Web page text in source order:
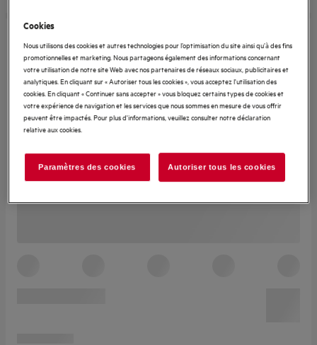
Cookies
Nous utilisons des cookies et autres technologies pour l’optimisation du site ainsi qu’à des fins
promotionnelles et marketing. Nous partageons également des informations concernant
votre utilisation de notre site Web avec nos partenaires de réseaux sociaux, publicitaires et
analytiques. En cliquant sur « Autoriser tous les cookies », vous acceptez l'utilisation des
cookies. En cliquant « Continuer sans accepter » vous bloquez certains types de cookies et
votre expérience de navigation et les services que nous sommes en mesure de vous offrir
peuvent être impactés. Pour plus d'informations, veuillez consulter notre déclaration
relative aux cookies.
Paramètres des cookies Autoriser tous les cookies